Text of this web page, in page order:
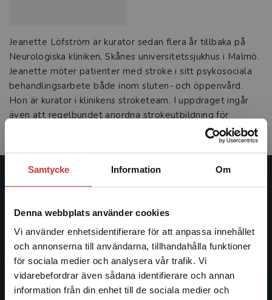
Samtycke Information Om
Denna webbplats använder cookies
Vi använder enhetsidentifierare för att anpassa innehållet
och annonserna till användarna, tillhandahålla funktioner
för sociala medier och analysera vår trafik. Vi
vidarebefordrar även sådana identifierare och annan
information från din enhet till de sociala medier och
Begränsad fraktregion
Jeanette Löfström är kurator sedan flera år tillbaka på
Neurologiska kliniken, Skånes universitetssjukhus i Malmö.
Jeanette möter patienter med stroke i sitt psykosociala
behandlingsarbete både inom sluten- och öppenvård.
Hon är kurator i klinikens stroketeam. I uppdraget ingår
även att regelbundet anordna strokeutbildning för
Studentlitteratur
Studentlitteratur grundades 1963 och är idag Sveriges
ledande utbildningsförlag. Med läromedel, kurslitteratur,
facklitteratur, utbildningar och digitala
informationstjänster i utbudet, finns Studentlitteratur med
längs hela kunskapsresan.